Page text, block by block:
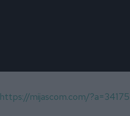
https://mijascom.com/?a=34175